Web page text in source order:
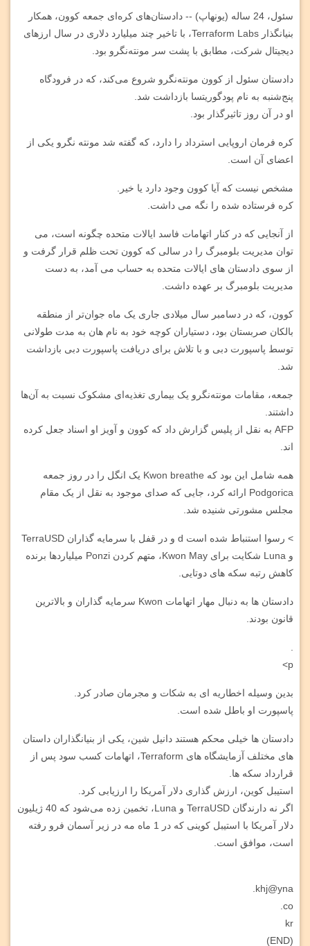
سئول، 24 ساله (یونهاپ) -- دادستان‌های کره‌ای جمعه کوون، همکار
بنیانگذار Terraform Labs، با تاخیر چند میلیارد دلاری در سال ارزهای
دیجیتال شرکت، مطابق با پشت سر مونته‌نگرو بود.
دادستان سئول از کوون مونته‌نگرو شروع می‌کند، که در فرودگاه
پنج‌شنبه به نام پودگوریتسا بازداشت شد.
او در آن روز تاثیرگذار بود.
کره فرمان اروپایی استرداد را دارد، که گفته شد مونته نگرو یکی از
اعضای آن است.
مشخص نیست که آیا کوون وجود دارد یا خیر.
کره فرستاده شده را نگه می داشت.
از آنجایی که در کنار اتهامات فاسد ایالات متحده چگونه است، می
توان مدیریت بلومبرگ را در سالی که کوون تحت ظلم قرار گرفت و
از سوی دادستان های ایالات متحده به حساب می آمد، به دست
مدیریت بلومبرگ بر عهده داشت.
کوون، که در دسامبر سال میلادی جاری یک ماه جوان‌تر از منطقه
بالکان صربستان بود، دستیاران کوچه خود به نام هان به مدت طولانی
توسط پاسپورت دبی و با تلاش برای دریافت پاسپورت دبی بازداشت
شد.
جمعه، مقامات مونته‌نگرو یک بیماری تغذیه‌ای مشکوک نسبت به آن‌ها
داشتند.
AFP به نقل از پلیس گزارش داد که کوون و آویز او اسناد جعل کرده
اند.
همه شامل این بود که Kwon breathe یک انگل را در روز جمعه
Podgorica ارائه کرد، جایی که صدای موجود به نقل از یک مقام
مجلس مشورتی شنیده شد.
> رسوا استنباط شده است d و در قفل با سرمایه گذاران TerraUSD
و Luna شکایت برای Kwon May، متهم کردن Ponzi میلیاردها برنده
کاهش رتبه سکه های دوتایی.
دادستان ها به دنبال مهار اتهامات Kwon سرمایه گذاران و بالاترین
قانون بودند.
.
p>
بدین وسیله اخطاریه ای به شکات و مجرمان صادر کرد.
پاسپورت او باطل شده است.
دادستان ها خیلی محکم هستند دانیل شین، یکی از بنیانگذاران داستان
های مختلف آزمایشگاه های Terraform، اتهامات کسب سود پس از
قرارداد سکه ها.
استیبل کوین، ارزش گذاری دلار آمریکا را ارزیابی کرد.
اگر نه دارندگان TerraUSD و Luna، تخمین زده می‌شود که 40 ژیلیون
دلار آمریکا با استیبل کوینی که در 1 ماه مه در زیر آسمان فرو رفته
است، موافق است.
khj@yna.
co.
kr
(END)